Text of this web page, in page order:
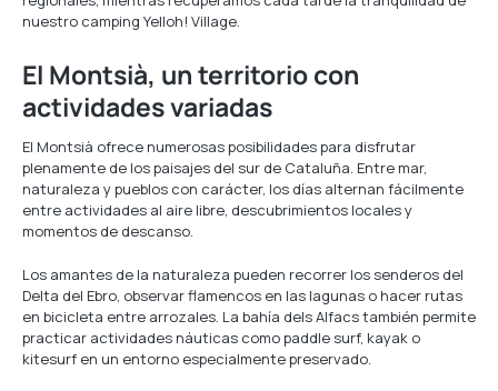
nuestro camping Yelloh! Village.
El Montsià, un territorio con
actividades variadas
El Montsià ofrece numerosas posibilidades para disfrutar
plenamente de los paisajes del sur de Cataluña. Entre mar,
naturaleza y pueblos con carácter, los días alternan fácilmente
entre actividades al aire libre, descubrimientos locales y
momentos de descanso.
Los amantes de la naturaleza pueden recorrer los senderos del
Delta del Ebro, observar flamencos en las lagunas o hacer rutas
en bicicleta entre arrozales. La bahía dels Alfacs también permite
practicar actividades náuticas como paddle surf, kayak o
kitesurf en un entorno especialmente preservado.